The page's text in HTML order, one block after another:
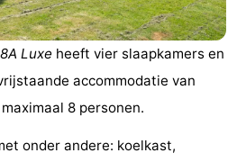
Luxe heeft vier slaapkamers en
accommodatie van
8 personen.
onder andere: koelkast,